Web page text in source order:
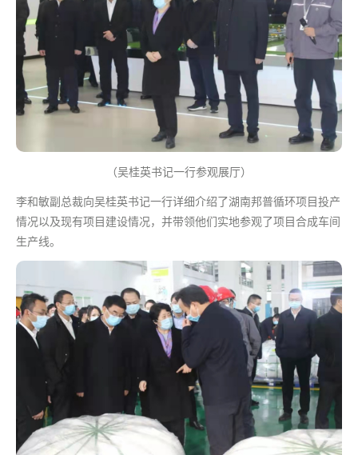
（吴桂英书记一行参观展厅）
李和敏副总裁向吴桂英书记一行详细介绍了湖南邦普循环项目投产
情况以及现有项目建设情况，并带领他们实地参观了项目合成车间
生产线。